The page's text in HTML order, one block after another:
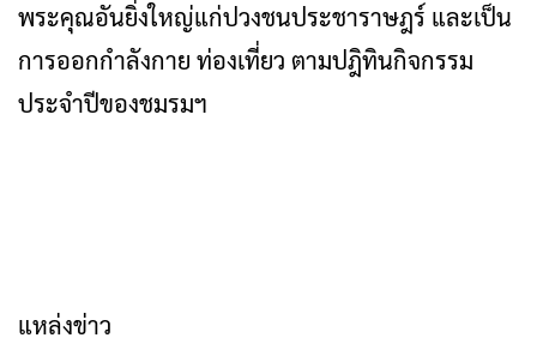
พระคุณอันยิ่งใหญ่แก่ปวงชนประชาราษฎร์ และเป็น​
การออกกำลังกาย​ ท่องเที่ยว​ ตามปฎิทินกิจกรรม
ประจำปีของชมรมฯ
แหล่งข่าว